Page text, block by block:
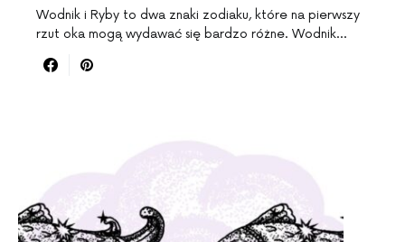
Wodnik i Ryby to dwa znaki zodiaku, które na pierwszy
rzut oka mogą wydawać się bardzo różne. Wodnik…